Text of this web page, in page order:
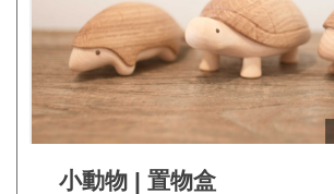
小動物 | 置物盒